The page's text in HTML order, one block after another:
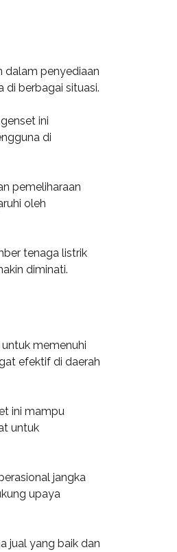
dalam penyediaan
berbagai situasi.
ini
di
pemeliharaan
oleh
tenaga listrik
diminati.
memenuhi
efektif di daerah
ini mampu
untuk
jangka
upaya
jual yang baik dan